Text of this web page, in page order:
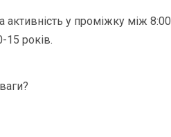
активність у проміжку між 8:00
15 років.